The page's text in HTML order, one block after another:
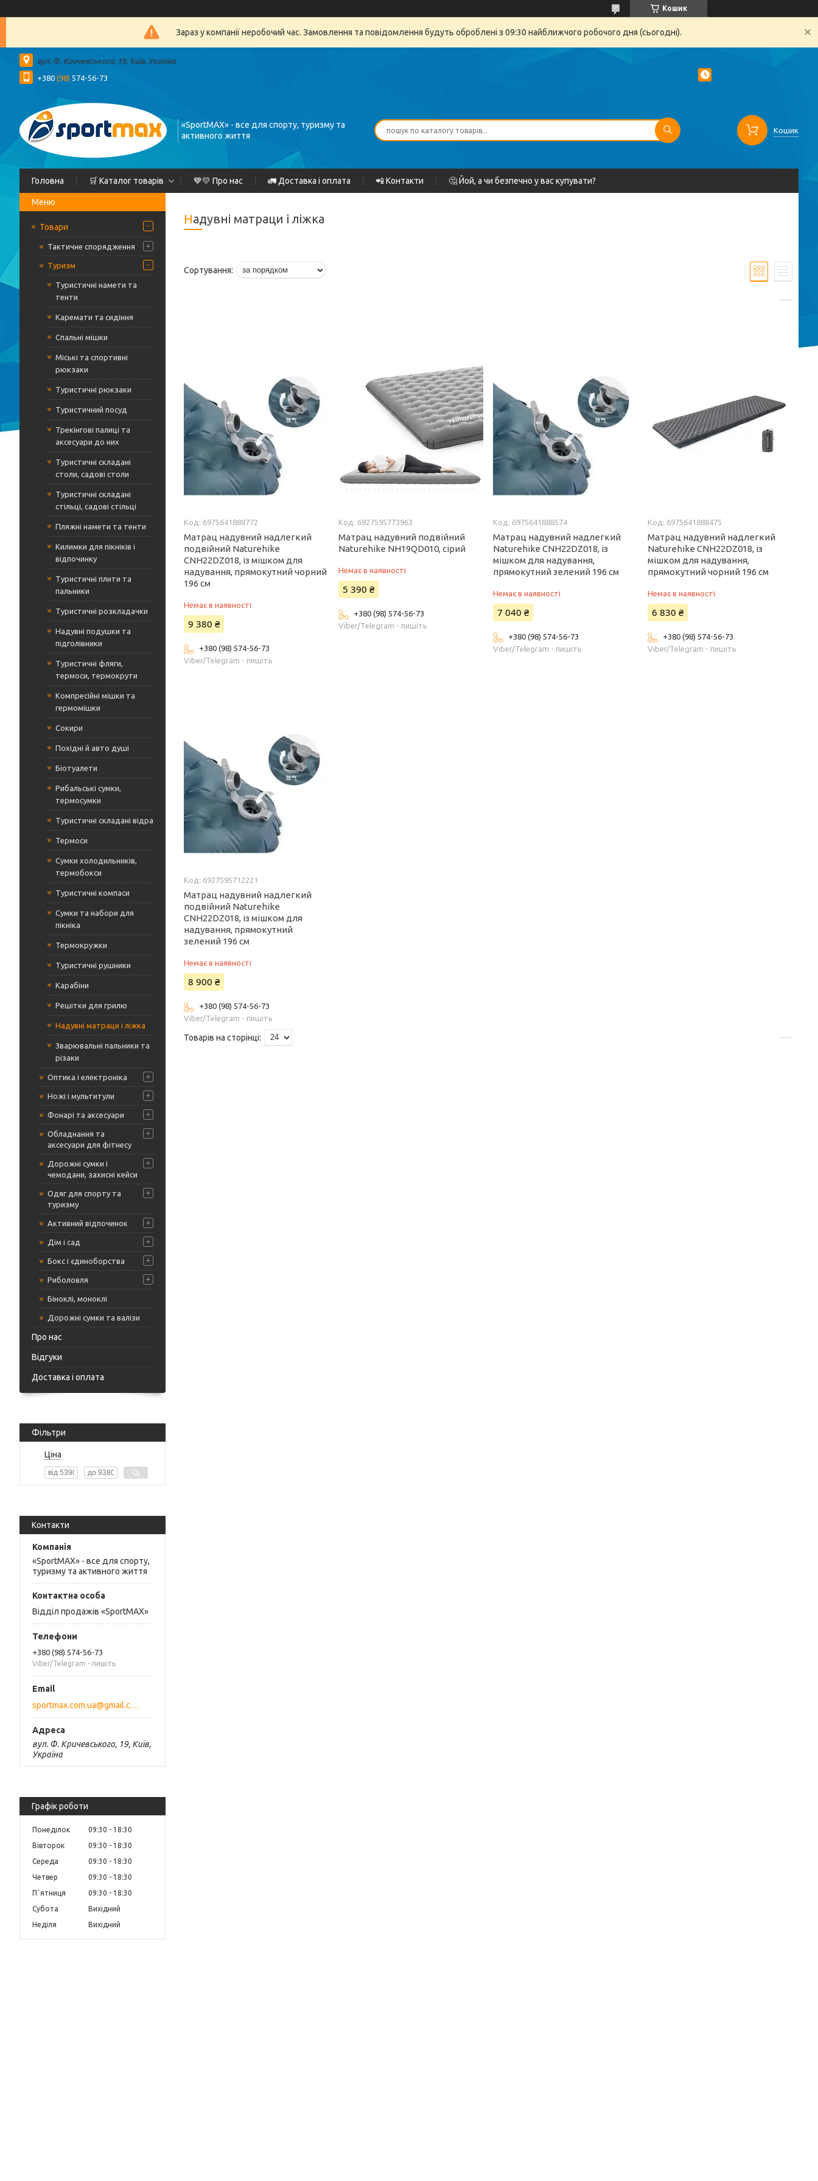
Кошик
Зараз у компанії неробочий час. Замовлення та повідомлення будуть оброблені з 09:30 найближчого робочого дня (сьогодні).
вул. Ф. Кричевського, 19, Київ, Україна
+380 (98) 574-56-73
«SportMAX» - все для спорту, туризму та
активного життя
Кошик
Головна 🛒 Каталог товарів 💙💛 Про нас 🚛 Доставка і оплата 📲 Контакти 🤔 Йой, а чи безпечно у вас купувати?
Товари
Тактичне спорядження
Туризм
Туристичні намети та
тенти
Каремати та сидіння
Спальні мішки
Міські та спортивні
рюкзаки
Туристичні рюкзаки
Туристичний посуд
Трекінгові палиці та
аксесуари до них
Туристичні складані
столи, садові столи
Туристичні складані
стільці, садові стільці
Пляжні намети та тенти
Килимки для пікніків і
відпочинку
Туристичні плити та
пальники
Туристичні розкладачки
Надувні подушки та
підголівники
Туристичні фляги,
термоси, термокрути
Компресійні мішки та
гермомішки
Сокири
Похідні й авто душі
Біотуалети
Рибальські сумки,
термосумки
Туристичні складані відра
Термоси
Сумки холодильників,
термобокси
Туристичні компаси
Сумки та набори для
пікніка
Термокружки
Туристичні рушники
Карабіни
Решітки для грилю
Надувні матраци і ліжка
Зварювальні пальники та
різаки
Оптика і електроніка
Ножі і мультитули
Фонарі та аксесуари
Обладнання та
аксесуари для фітнесу
Дорожні сумки і
чемодани, захисні кейси
Одяг для спорту та
туризму
Активний відпочинок
Дім і сад
Бокс і єдиноборства
Риболовля
Біноклі, моноклі
Дорожні сумки та валізи
Про нас
Відгуки
Доставка і оплата
Фільтри
Ціна
Контакти
«SportMAX» - все для спорту,
туризму та активного життя
Відділ продажів «SportMAX»
+380 (98) 574-56-73
Viber/Telegram - пишіть
sportmax.com.ua@gmail.com
вул. Ф. Кричевського, 19, Київ,
Україна
Графік роботи
Понеділок 09:30
18:30
Вівторок
09:30
18:30
Середа
09:30
18:30
Четвер
09:30
18:30
Пʼятниця
09:30
18:30
Субота
Вихідний
Неділя
Вихідний
Надувні матраци і ліжка
6975641888772
Матрац надувний надлегкий
подвійний Naturehike
CNH22DZ018, із мішком для
надування, прямокутний чорний
196 см
Немає в наявності
9 380 ₴
+380 (98) 574-56-73
Viber/Telegram - пишіть
6927595773963
Матрац надувний подвійний
Naturehike NH19QD010, сірий
Немає в наявності
5 390 ₴
+380 (98) 574-56-73
Viber/Telegram - пишіть
6975641888574
Матрац надувний надлегкий
Naturehike CNH22DZ018, із
мішком для надування,
прямокутний зелений 196 см
Немає в наявності
7 040 ₴
+380 (98) 574-56-73
Viber/Telegram - пишіть
6975641888475
Матрац надувний надлегкий
Naturehike CNH22DZ018, із
мішком для надування,
прямокутний чорний 196 см
Немає в наявності
6 830 ₴
+380 (98) 574-56-73
Viber/Telegram - пишіть
6927595712221
Матрац надувний надлегкий
подвійний Naturehike
CNH22DZ018, із мішком для
надування, прямокутний
зелений 196 см
Немає в наявності
8 900 ₴
+380 (98) 574-56-73
Viber/Telegram - пишіть